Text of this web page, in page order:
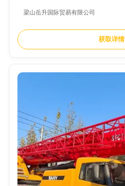
梁山岳升国际贸易有限公司
获取详情